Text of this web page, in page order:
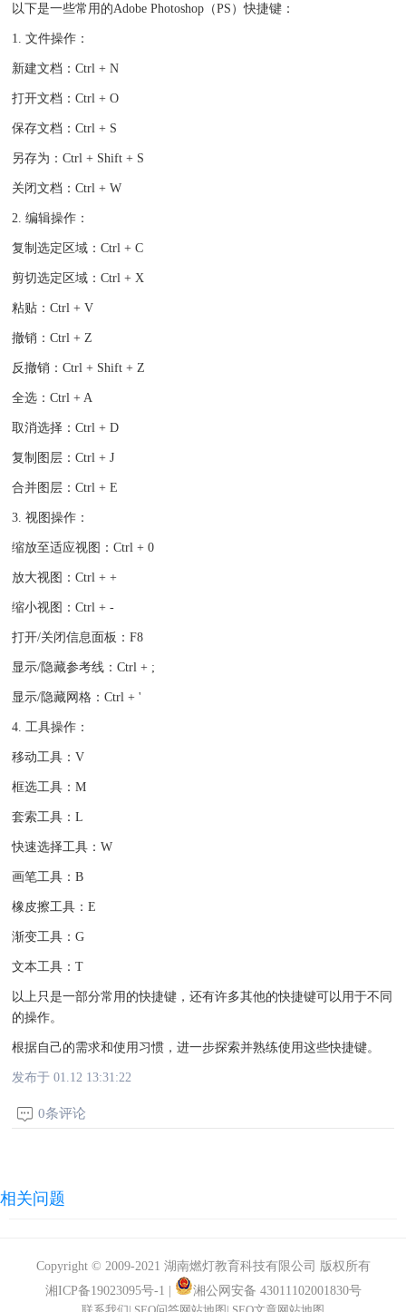
以下是一些常用的Adobe Photoshop（PS）快捷键：
1. 文件操作：
新建文档：Ctrl + N
打开文档：Ctrl + O
保存文档：Ctrl + S
另存为：Ctrl + Shift + S
关闭文档：Ctrl + W
2. 编辑操作：
复制选定区域：Ctrl + C
剪切选定区域：Ctrl + X
粘贴：Ctrl + V
撤销：Ctrl + Z
反撤销：Ctrl + Shift + Z
全选：Ctrl + A
取消选择：Ctrl + D
复制图层：Ctrl + J
合并图层：Ctrl + E
3. 视图操作：
缩放至适应视图：Ctrl + 0
放大视图：Ctrl + +
缩小视图：Ctrl + -
打开/关闭信息面板：F8
显示/隐藏参考线：Ctrl + ;
显示/隐藏网格：Ctrl + '
4. 工具操作：
移动工具：V
框选工具：M
套索工具：L
快速选择工具：W
画笔工具：B
橡皮擦工具：E
渐变工具：G
文本工具：T
以上只是一部分常用的快捷键，还有许多其他的快捷键可以用于不同
的操作。
根据自己的需求和使用习惯，进一步探索并熟练使用这些快捷键。
发布于 01.12 13:31:22
0条评论
相关问题
Copyright © 2009-2021 湖南燃灯教育科技有限公司 版权所有
湘ICP备19023095号-1
湘公网安备 43011102001830号